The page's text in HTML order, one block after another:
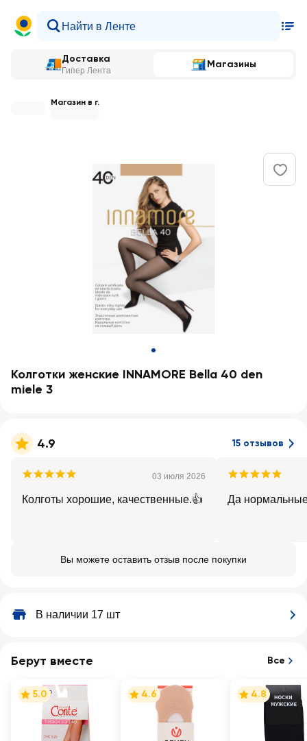
Доставка
Гипер Лента
Магазины
Магазин в г.
Колготки женские INNAMORE Bella 40 den
miele 3
4.9 15 отзывов
03 июля 2026
Колготы хорошие, качественные.👍 Да
Вы можете оставить отзыв после покупки
В наличии 17 шт
Берут вместе Все
5.0 4.6 4.8